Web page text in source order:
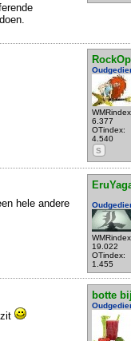
6.377
OTindex:
4.540
S
19.022
OTindex:
1.455
hele andere
botte